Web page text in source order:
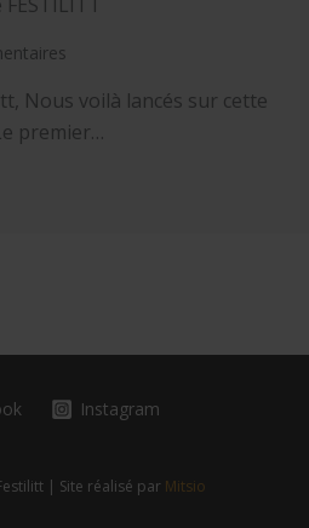
Nous voilà lancés sur cette
premier…
Instagram
| Site réalisé par Mitsio